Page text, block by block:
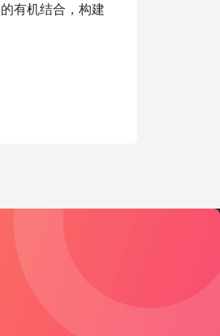
有机结合，构建